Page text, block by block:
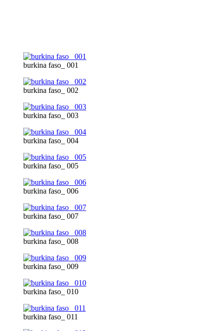
burkina faso_ 001
burkina faso_ 002
burkina faso_ 003
burkina faso_ 004
burkina faso_ 005
burkina faso_ 006
burkina faso_ 007
burkina faso_ 008
burkina faso_ 009
burkina faso_ 010
burkina faso_ 011